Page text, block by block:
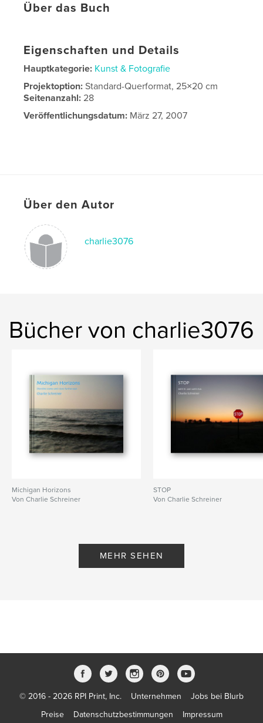
Über das Buch
Eigenschaften und Details
Hauptkategorie: Kunst & Fotografie
Projektoption:Standard-Querformat, 25×20 cm
Seitenanzahl:28
Veröffentlichungsdatum: März 27, 2007
Über den Autor
charlie3076
Bücher von charlie3076
Michigan Horizons
Von Charlie Schreiner
STOP
Von Charlie Schreiner
MEHR SEHEN
© 2016 - 2026 RPI Print, Inc. Unternehmen
Jobs bei Blurb
Preise
Datenschutzbestimmungen
Impressum